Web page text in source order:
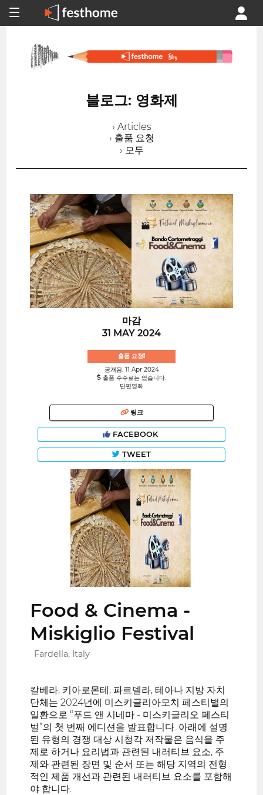
블로그: 영화제
› Articles
› 출품 요청
› 모두
마감
31 MAY 2024
출품 요청!
공개됨: 11 Apr 2024
출품 수수료는 없습니다.
단편영화
링크
FACEBOOK
TWEET
Food & Cinema -
Miskiglio Festival
Fardella, Italy
칼베라, 키아로몬테, 파르델라, 테아나 지방 자치
단체는 2024년에 미스키글리아모치 페스티벌의
일환으로 “푸드 앤 시네마 - 미스키글리오 페스티
벌”의 첫 번째 에디션을 발표합니다. 아래에 설명
된 유형의 경쟁 대상 시청각 저작물은 음식을 주
제로 하거나 요리법과 관련된 내러티브 요소, 주
제와 관련된 장면 및 순서 또는 해당 지역의 전형
적인 제품 개선과 관련된 내러티브 요소를 포함해
야 합니다.